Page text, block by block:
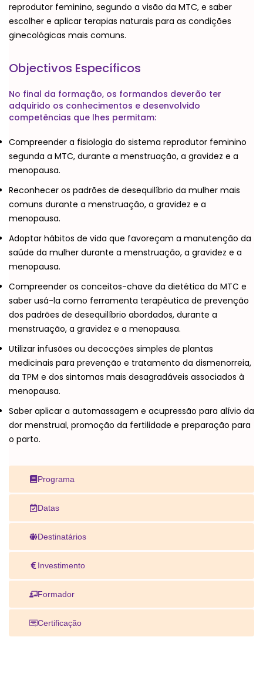
Programa
Datas
Destinatários
Investimento
Formador
Certificação
reprodutor feminino, segundo a visão da MTC, e saber
escolher e aplicar terapias naturais para as condições
ginecológicas mais comuns.
Objectivos Específicos
No final da formação, os formandos deverão ter
adquirido os conhecimentos e desenvolvido
competências que lhes permitam:
Compreender a fisiologia do sistema reprodutor feminino
segunda a MTC, durante a menstruação, a gravidez e a
menopausa.
Reconhecer os padrões de desequilíbrio da mulher mais
comuns durante a menstruação, a gravidez e a
menopausa.
Adoptar hábitos de vida que favoreçam a manutenção da
saúde da mulher durante a menstruação, a gravidez e a
menopausa.
Compreender os conceitos-chave da dietética da MTC e
saber usá-la como ferramenta terapêutica de prevenção
dos padrões de desequilíbrio abordados, durante a
menstruação, a gravidez e a menopausa.
Utilizar infusões ou decocções simples de plantas
medicinais para prevenção e tratamento da dismenorreia,
da TPM e dos sintomas mais desagradáveis associados à
menopausa.
Saber aplicar a automassagem e acupressão para alívio da
dor menstrual, promoção da fertilidade e preparação para
o parto.